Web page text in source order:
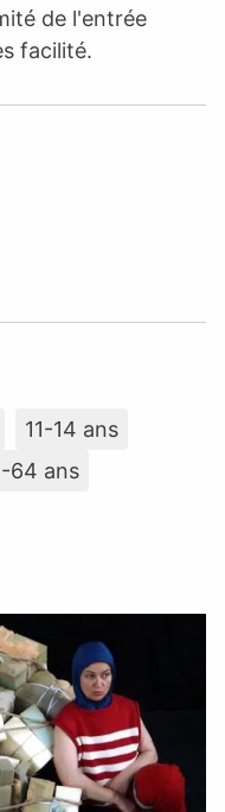
de l'entrée
facilité.
11-14 ans
64 ans